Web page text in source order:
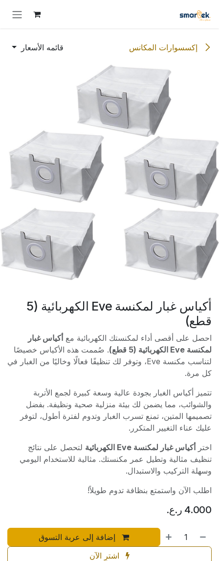
إكسسوارات المكانس قائمه الأسعار
أكياس غبار لمكنسة Eve الكهربائية (5
قطع)
احصل على أقصى أداء لمكنستك الكهربائية معأكياس غبار
لمكنسة Eve الكهربائية (5 قطع)
. صُممت هذه الأكياس خصيصًا
لتناسب مكنسة Eve، وتوفر لك تنظيفًا فعالًا وخاليًا من الغبار في
كل مرة.
تتميز أكياس الغبار بجودة عالية وسعة كبيرة لجمع الأتربة
والشوائب، مما يضمن لك بيئة منزلية صحية ونظيفة. بفضل
تصميمها المتين، تمنع تسرب الغبار وتدوم لفترة أطول، لتوفر
عليك عناء التغيير المتكرر.
اخترأكياس غبار لمكنسة Eve الكهربائية
لتحصل على نتائج
تنظيف مثالية وتطيل عمر مكنستك. مثالية للاستخدام اليومي
وسهلة التركيب والاستبدال.
اطلب الآن واستمتع بنظافة تدوم طويلاً!
4.000 ر.ع.
إضافة إلى عربة التسوق
اشترِ الآن